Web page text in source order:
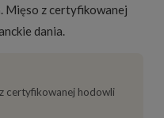
Mięso z certyfikowanej
dania.
certyfikowanej hodowli